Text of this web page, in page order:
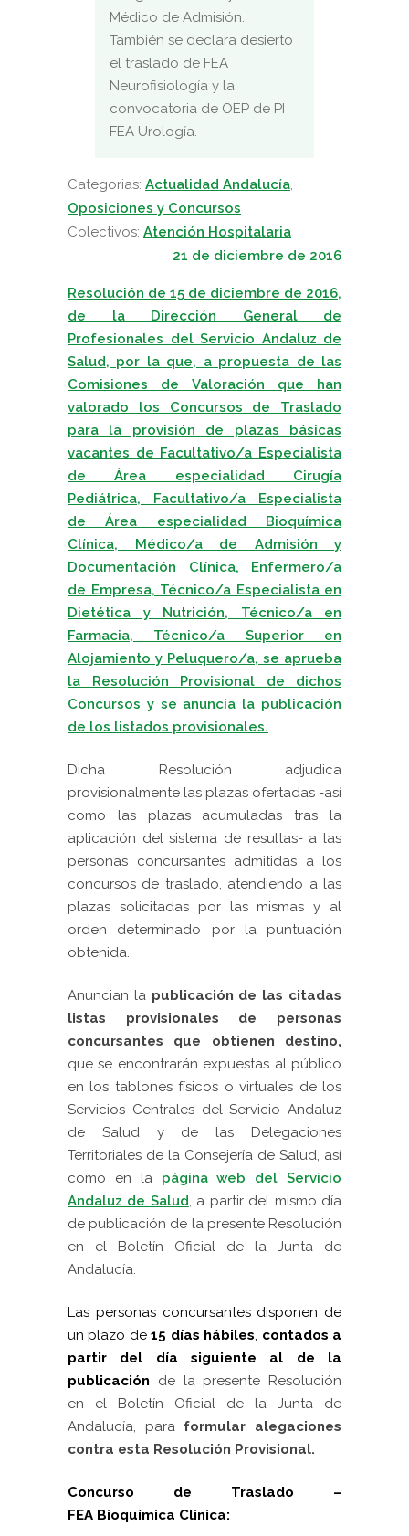
Médico de Admisión.
También se declara desierto
el traslado de FEA
Neurofisiología y la
convocatoria de OEP de PI
FEA Urología.
Categorias: Actualidad Andalucía,
Oposiciones y Concursos
Colectivos: Atención Hospitalaria
21 de diciembre de 2016
Resolución de 15 de diciembre de 2016,
de la Dirección General de
Profesionales del Servicio Andaluz de
Salud, por la que, a propuesta de las
Comisiones de Valoración que han
valorado los Concursos de Traslado
para la provisión de plazas básicas
vacantes de Facultativo/a Especialista
de Área especialidad Cirugía
Pediátrica, Facultativo/a Especialista
de Área especialidad Bioquímica
Clínica, Médico/a de Admisión y
Documentación Clínica, Enfermero/a
de Empresa, Técnico/a Especialista en
Dietética y Nutrición, Técnico/a en
Farmacia, Técnico/a Superior en
Alojamiento y Peluquero/a, se aprueba
la Resolución Provisional de dichos
Concursos y se anuncia la publicación
de los listados provisionales.
Dicha Resolución adjudica
provisionalmente las plazas ofertadas -así
como las plazas acumuladas tras la
aplicación del sistema de resultas- a las
personas concursantes admitidas a los
concursos de traslado, atendiendo a las
plazas solicitadas por las mismas y al
orden determinado por la puntuación
obtenida.
Anuncian lapublicación de las citadas
listas provisionales de personas
concursantes que obtienen destino,
que se encontrarán expuestas al público
en los tablones físicos o virtuales de los
Servicios Centrales del Servicio Andaluz
de Salud y de las Delegaciones
Territoriales de la Consejería de Salud, así
como en la página web del Servicio
Andaluz de Salud, a partir del mismo día
de publicación de la presente Resolución
en el Boletín Oficial de la Junta de
Andalucía.
Las personas concursantes disponen de
un plazo de15 días hábiles, contados a
partir del día siguiente al de la
publicación
de la presente Resolución
en el Boletín Oficial de la Junta de
Andalucía, para formular alegaciones
contra esta Resolución Provisional.
Concurso de Traslado –
FEA Bioquímica Clinica: